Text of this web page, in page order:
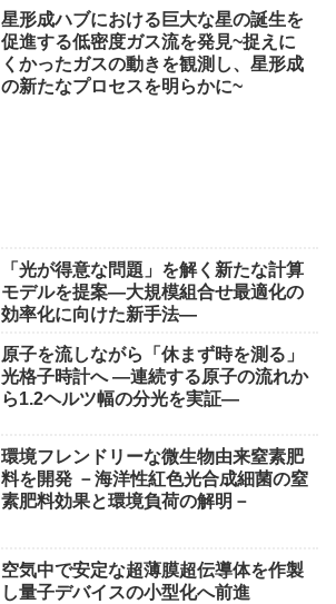
星形成ハブにおける巨大な星の誕生を
促進する低密度ガス流を発見~捉えに
くかったガスの動きを観測し、星形成
の新たなプロセスを明らかに~
「光が得意な問題」を解く新たな計算
モデルを提案―大規模組合せ最適化の
効率化に向けた新手法―
原子を流しながら「休まず時を測る」
光格子時計へ ―連続する原子の流れか
ら1.2ヘルツ幅の分光を実証―
環境フレンドリーな微生物由来窒素肥
料を開発 －海洋性紅色光合成細菌の窒
素肥料効果と環境負荷の解明－
空気中で安定な超薄膜超伝導体を作製
し量子デバイスの小型化へ前進